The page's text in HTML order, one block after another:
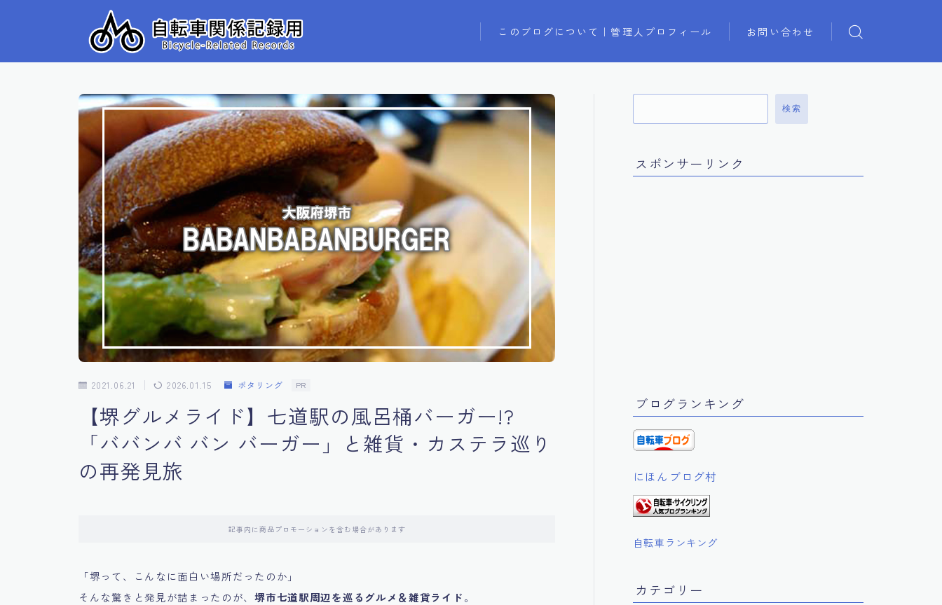
このブログについて｜管理人プロフィール お問い合わせ
2021.06.21 2026.01.15 ポタリング PR
【堺グルメライド】七道駅の風呂桶バーガー!?
「ババンバ バン バーガー」と雑貨・カステラ巡り
の再発見旅
記事内に商品プロモーションを含む場合があります
「堺って、こんなに面白い場所だったのか」
そんな驚きと発見が詰まったのが、堺市七道駅周辺を巡るグルメ＆雑貨ライド。
検索
スポンサーリンク
ブログランキング
にほんブログ村
自転車ランキング
カテゴリー